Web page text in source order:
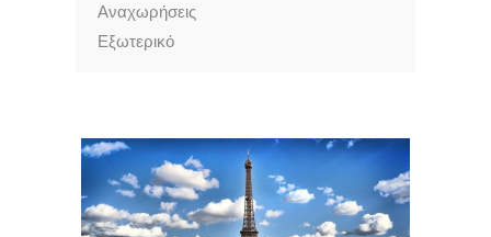
Αναχωρήσεις
Εξωτερικό